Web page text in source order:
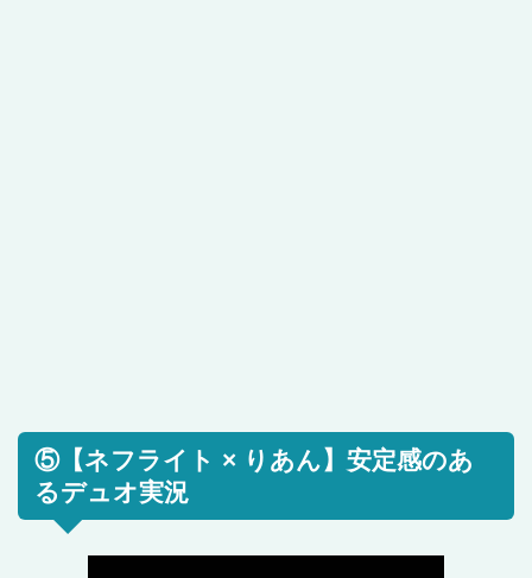
⑤【ネフライト × りあん】安定感のあ
るデュオ実況